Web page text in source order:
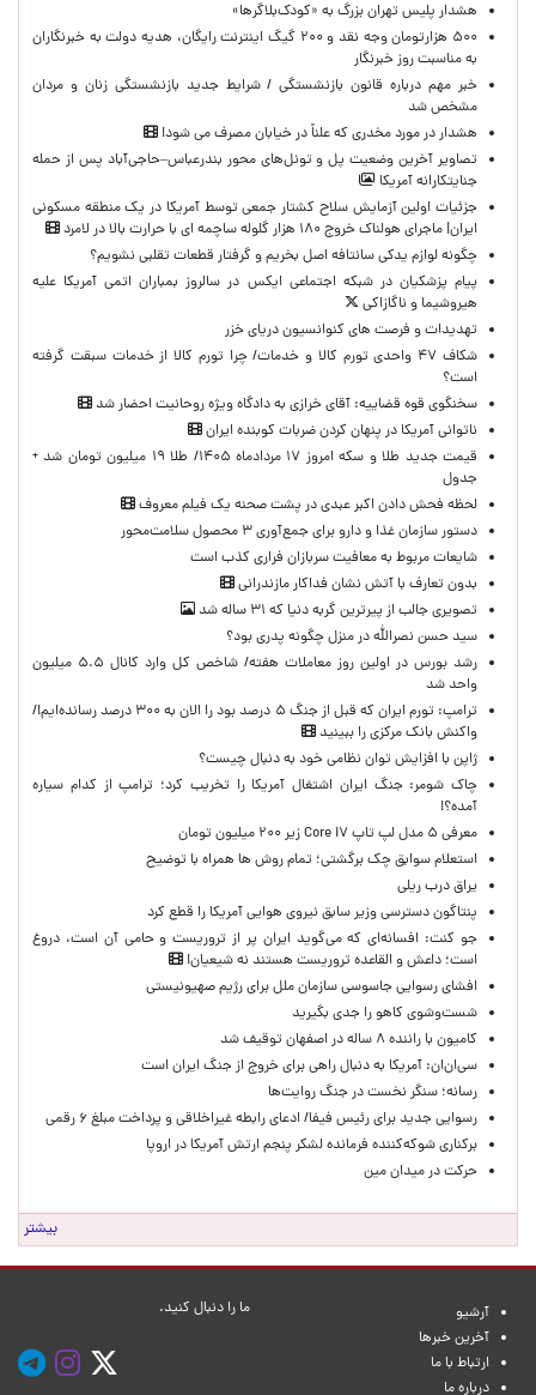
هشدار پلیس تهران بزرگ به «کودک‌بلاگرها»
۵۰۰ هزارتومان وجه نقد و ۲۰۰ گیگ اینترنت رایگان، هدیه دولت به خبرنگاران
به مناسبت روز خبرنگار
خبر مهم درباره قانون بازنشستگی / شرایط جدید بازنشستگی زنان و مردان
مشخص شد
هشدار در مورد مخدری که علناً در خیابان مصرف می شود!
تصاویر آخرین وضعیت پل و تونل‌های محور بندرعباس–حاجی‌آباد پس از حمله
جنایتکارانه آمریکا
جزئیات اولین آزمایش سلاح کشتار جمعی توسط آمریکا در یک منطقه مسکونی
ایران| ماجرای هولناک خروج ۱۸۰ هزار گلوله ساچمه ای با حرارت بالا در لامرد
چگونه لوازم یدکی سانتافه اصل بخریم و گرفتار قطعات تقلبی نشویم؟
پیام پزشکیان در شبکه اجتماعی ایکس در سالروز بمباران اتمی آمریکا علیه
هیروشیما و ناگازاکی
تهدیدات و فرصت های کنوانسیون دریای خزر
شکاف ۴۷ واحدی تورم کالا و خدمات/ چرا تورم کالا از خدمات سبقت گرفته
است؟
سخنگوی قوه قضاییه: آقای خرازی به دادگاه ویژه روحانیت احضار شد
ناتوانی آمریکا در پنهان کردن ضربات کوبنده ایران
قیمت جدید طلا و سکه امروز ۱۷ مردادماه ۱۴۰۵/ طلا ۱۹ میلیون تومان شد +
جدول
لحظه‌ فحش دادن اکبر عبدی در پشت صحنه یک فیلم معروف
دستور سازمان غذا و دارو برای جمع‌آوری ۳ محصول سلامت‌محور
شایعات مربوط به معافیت سربازان فراری کذب است
بدون تعارف با آتش نشان فداکار مازندرانی
تصویری جالب از پیرترین گربه دنیا که ۳۱ ساله شد
سید حسن نصرالله در منزل چگونه پدری بود؟
رشد بورس در اولین روز معاملات هفته/ شاخص کل وارد کانال ۵.۵ میلیون
واحد شد
ترامپ: تورم ایران که قبل از جنگ ۵ درصد بود را الان به ۳۰۰ درصد رسانده‌ایم!/
واکنش بانک مرکزی را ببینید
ژاپن با افزایش توان نظامی خود به دنبال چیست؟
چاک شومر: جنگ ایران اشتغال آمریکا را تخریب کرد؛ ترامپ از کدام سیاره
آمده؟!
معرفی ۵ مدل لپ تاپ Core i۷ زیر ۲۰۰ میلیون تومان
استعلام سوابق چک برگشتی؛ تمام روش ها همراه با توضیح
یراق درب ریلی
پنتاگون دسترسی وزیر سابق نیروی هوایی آمریکا را قطع کرد
جو کنت: افسانه‌ای که می‌گوید ایران پر از تروریست و حامی آن است، دروغ
است؛ داعش و القاعده تروریست هستند نه شیعیان!
افشای رسوایی جاسوسی سازمان ملل برای رژیم صهیونیستی
شست‌وشوی کاهو را جدی بگیرید
کامیون با راننده ۸ ساله در اصفهان توقیف شد
سی‌ان‌ان: آمریکا به دنبال راهی برای خروج از جنگ ایران است
رسانه؛ سنگر نخست در جنگ روایت‌ها
رسوایی جدید برای رئیس فیفا/ ادعای رابطه غیراخلاقی و پرداخت مبلغ ۶ رقمی
برکناری شوکه‌کننده فرمانده لشکر پنجم ارتش آمریکا در اروپا
حركت در ميدان مين
بیشتر
آرشیو
آخرین خبرها
ارتباط با ما
درباره ما
ما را دنبال کنید.